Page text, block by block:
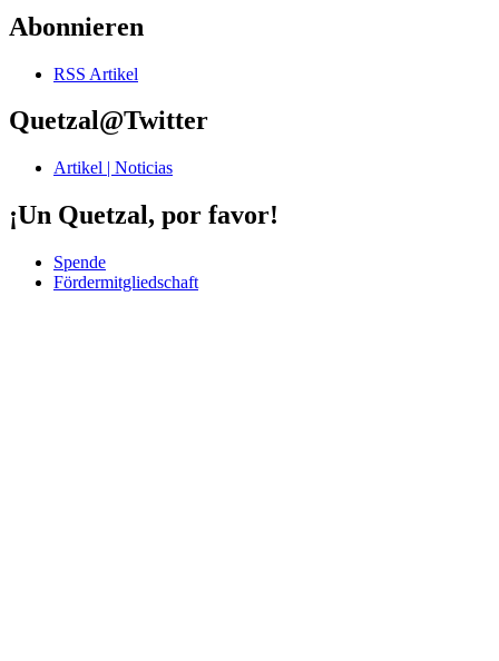
Abonnieren
RSS Artikel
Quetzal@Twitter
Artikel | Noticias
¡Un Quetzal, por favor!
Spende
Fördermitgliedschaft